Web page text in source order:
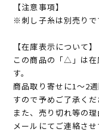
【注意事項】
※刺し子糸は別売りで
【在庫表示について】
この商品の「△」は在
す。
商品取り寄せに1～2
すので予めご了承くだ
また、売り切れ等の
メールにてご連絡させ